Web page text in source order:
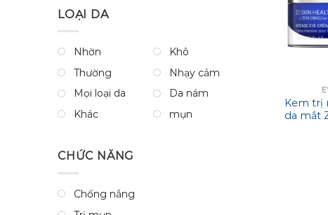
LOẠI DA
Nhờn
Khô
Thường
Nhạy cảm
Mọi loại da
Da nám
Khác
mụn
CHỨC NĂNG
Chống nắng
Kem trị
da mắt